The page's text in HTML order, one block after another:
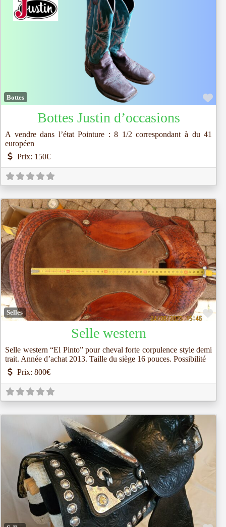
Bottes
Bottes Justin d’occasions
A vendre dans l’état Pointure : 8 1/2 correspondant à du 41
européen
Prix: 150€
Selles
Selle western
Selle western “El Pinto” pour cheval forte corpulence style demi
trait. Année d’achat 2013. Taille du siège 16 pouces. Possibilité
Prix: 800€